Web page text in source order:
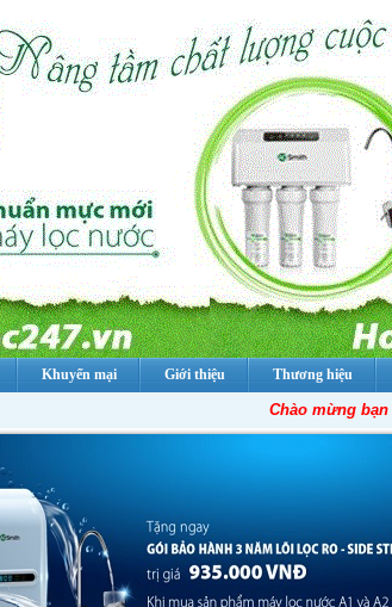
Khuyến mại Giới thiệu Thương hiệu
Chào mừng bạn đến